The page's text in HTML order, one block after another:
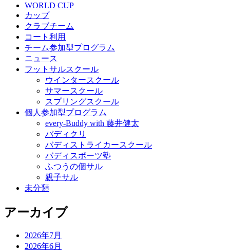
WORLD CUP
カップ
クラブチーム
コート利用
チーム参加型プログラム
ニュース
フットサルスクール
ウインタースクール
サマースクール
スプリングスクール
個人参加型プログラム
every-Buddy with 藤井健太
バディクリ
バディストライカースクール
バディスポーツ塾
ふつうの個サル
親子サル
未分類
アーカイブ
2026年7月
2026年6月